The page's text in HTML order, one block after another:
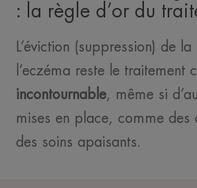
: la règle d’or du
L’éviction (suppression) de
l’eczéma reste le traitement
incontournable, même si
mises en place, comme des
des soins apaisants.